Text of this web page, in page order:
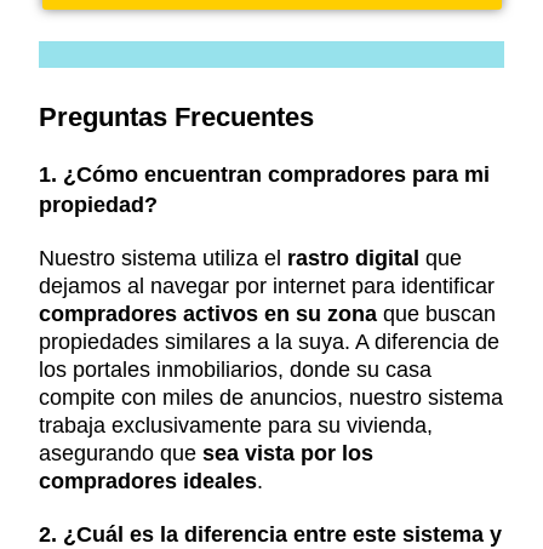
Preguntas Frecuentes
1. ¿Cómo encuentran compradores para mi
propiedad?
Nuestro sistema utiliza el rastro digital que
dejamos al navegar por internet para identificar
compradores activos en su zona que buscan
propiedades similares a la suya. A diferencia de
los portales inmobiliarios, donde su casa
compite con miles de anuncios, nuestro sistema
trabaja exclusivamente para su vivienda,
asegurando quesea vista por los
compradores ideales.
2. ¿Cuál es la diferencia entre este sistema y